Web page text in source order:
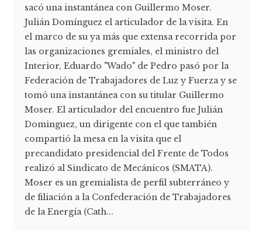
sacó una instantánea con Guillermo Moser.
Julián Domínguez el articulador de la visita. En
el marco de su ya más que extensa recorrida por
las organizaciones gremiales, el ministro del
Interior, Eduardo "Wado" de Pedro pasó por la
Federación de Trabajadores de Luz y Fuerza y se
tomó una instantánea con su titular Guillermo
Moser. El articulador del encuentro fue Julián
Dominguez, un dirigente con el que también
compartió la mesa en la visita que el
precandidato presidencial del Frente de Todos
realizó al Sindicato de Mecánicos (SMATA).
Moser es un gremialista de perfil subterráneo y
de filiación a la Confederación de Trabajadores
de la Energía (Cath...